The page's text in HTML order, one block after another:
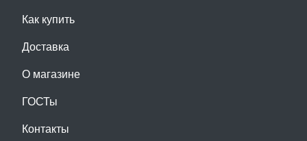
Как купить
Доставка
О магазине
ГОСТы
Контакты